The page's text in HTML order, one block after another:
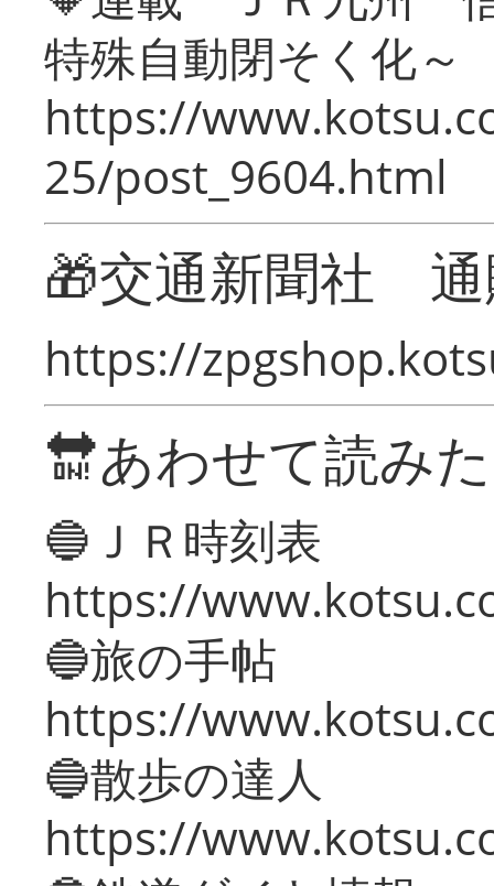
特殊自動閉そく化～
https://
25/post_9604.html
🎁交通新聞社
https://
🔛あわせて読み
🔵ＪＲ時刻表
https://
🔵旅の手帖
https://
🔵散歩の達人
https://